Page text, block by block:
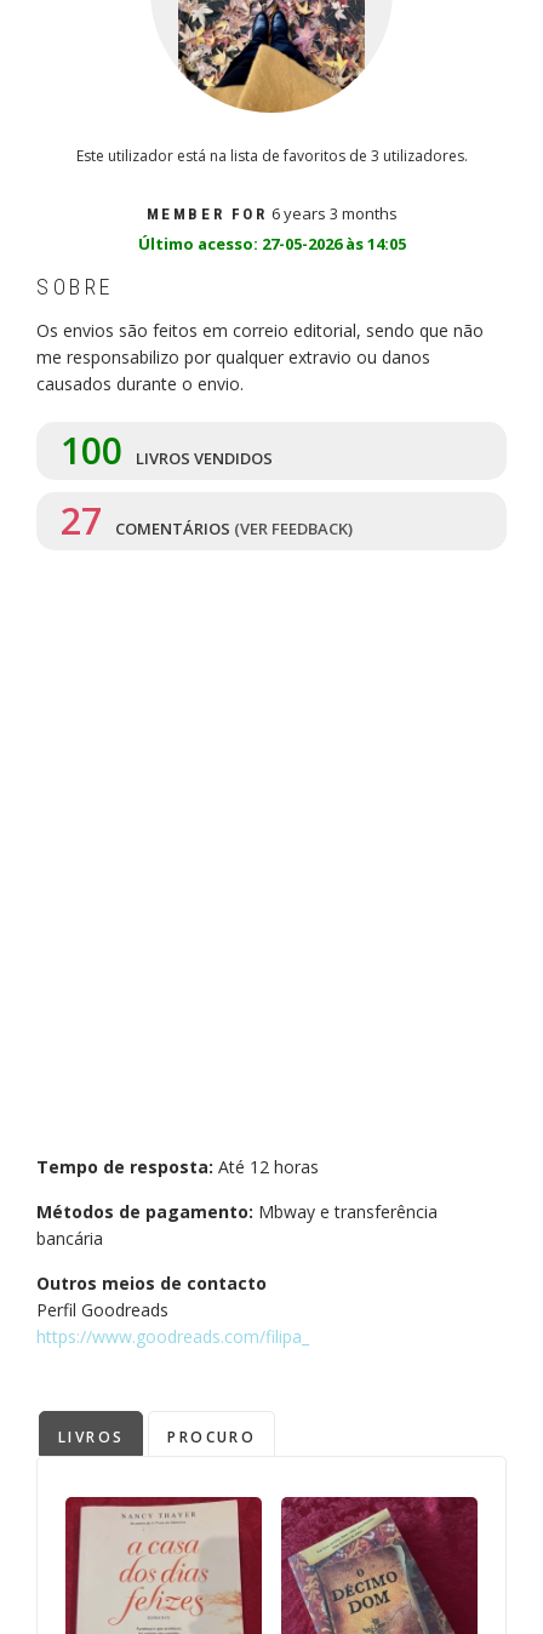
Este utilizador está na lista de favoritos de 3 utilizadores.
MEMBER FOR 6 years 3 months
Último acesso: 27-05-2026 às 14:05
SOBRE
Os envios são feitos em correio editorial, sendo que não
me responsabilizo por qualquer extravio ou danos
causados durante o envio.
100 LIVROS VENDIDOS
27 COMENTÁRIOS (VER FEEDBACK)
Tempo de resposta: Até 12 horas
Métodos de pagamento: Mbway e transferência
bancária
Outros meios de contacto
Perfil Goodreads
https://www.goodreads.com/filipa_
LIVROS PROCURO